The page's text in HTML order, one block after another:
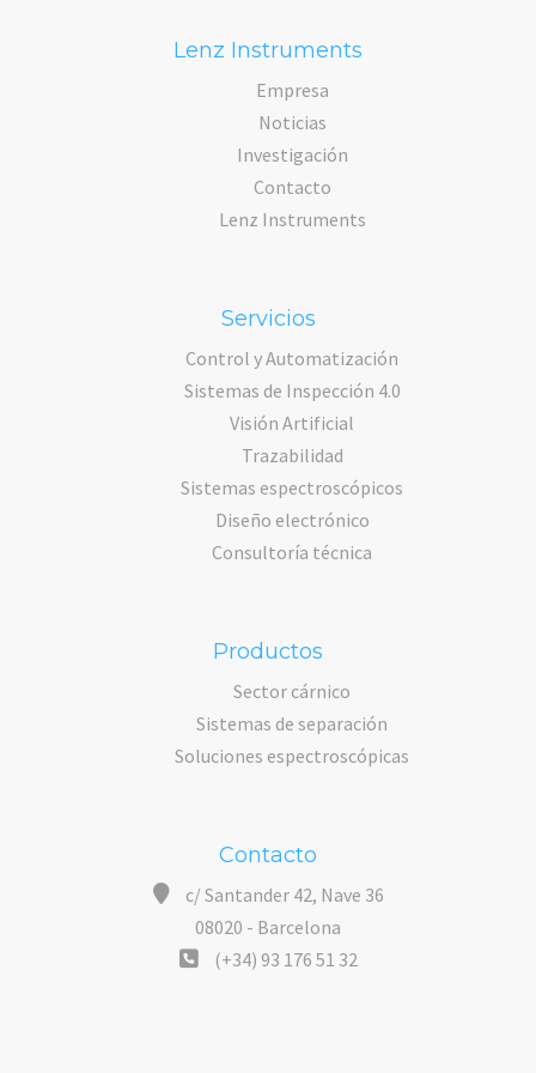
Lenz Instruments
Empresa
Noticias
Investigación
Contacto
Lenz Instruments
Servicios
Control y Automatización
Sistemas de Inspección 4.0
Visión Artificial
Trazabilidad
Sistemas espectroscópicos
Diseño electrónico
Consultoría técnica
Productos
Sector cárnico
Sistemas de separación
Soluciones espectroscópicas
Contacto
c/ Santander 42, Nave 36
08020 - Barcelona
(+34) 93 176 51 32